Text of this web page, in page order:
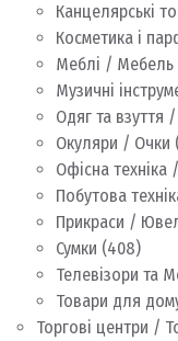
Канцелярські
Косметика і
Меблі / Мебель
Музичні
Одяг та взуття
Окуляри / Очки
Офісна
Побутова
Прикраси /
Сумки (408)
Телевізори та
Товари для
Торгові центри /